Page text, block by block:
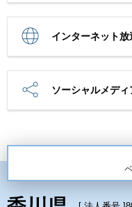
インターネット放
ソーシャルメディ